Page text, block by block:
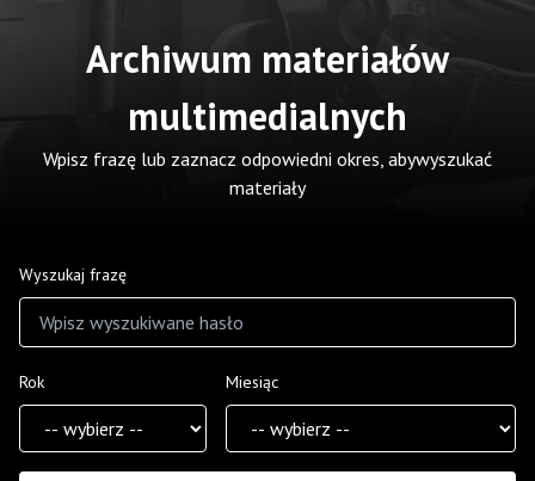
Archiwum materiałów
multimedialnych
Wpisz frazę lub zaznacz odpowiedni okres, abywyszukać
materiały
Wyszukaj frazę
Rok Miesiąc